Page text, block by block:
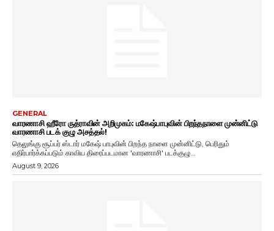
GENERAL
வாரணாசி ஹீரோ ருத்ராவின் அறிமுகம்: மகேஷ்பாபுவின் பிறந்தநாளை முன்னிட்டு
வாரணாசி படக் குழு அசத்தல்!
தெலுங்கு சூப்பர் ஸ்டார் மகேஷ் பாபுவின் பிறந்த நாளை முன்னிட்டு, பெரிதும்
எதிர்பார்க்கப்படும் காவிய திரைப்படமான 'வாரணாசி' படக்குழு...
August 9, 2026